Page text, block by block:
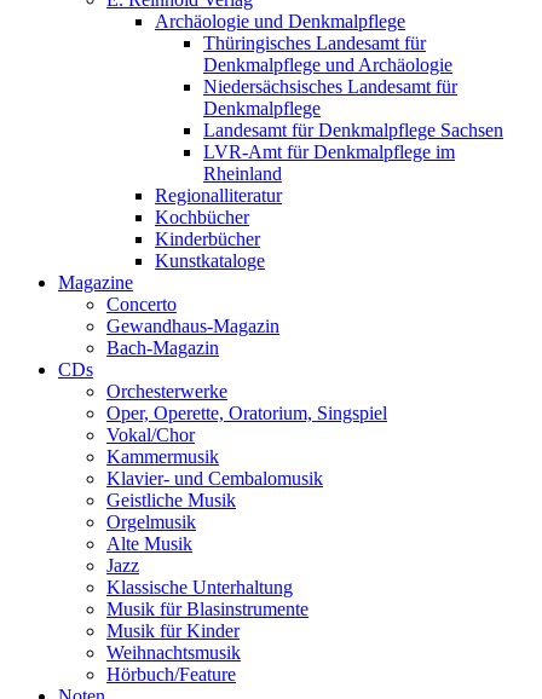
Archäologie und Denkmalpflege
Thüringisches Landesamt für
Denkmalpflege und Archäologie
Niedersächsisches Landesamt für
Denkmalpflege
Landesamt für Denkmalpflege Sachsen
LVR-Amt für Denkmalpflege im
Rheinland
Regionalliteratur
Kochbücher
Kinderbücher
Kunstkataloge
Magazine
Concerto
Gewandhaus-Magazin
Bach-Magazin
CDs
Orchesterwerke
Oper, Operette, Oratorium, Singspiel
Vokal/Chor
Kammermusik
Klavier- und Cembalomusik
Geistliche Musik
Orgelmusik
Alte Musik
Jazz
Klassische Unterhaltung
Musik für Blasinstrumente
Musik für Kinder
Weihnachtsmusik
Hörbuch/Feature